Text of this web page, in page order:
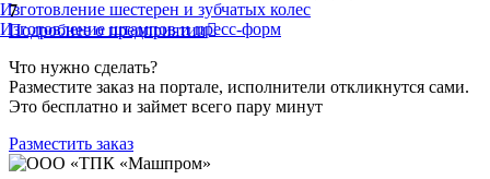
Изготовление шестерен и зубчатых колес
Изготовление штампов и пресс-форм
7
Подробнее о предприятии
Что нужно сделать?
Разместите заказ на портале, исполнители откликнутся сами.
Это бесплатно и займет всего пару минут
Разместить заказ